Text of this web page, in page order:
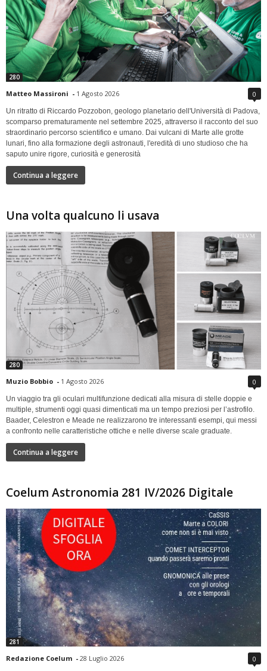
280
Matteo Massironi - 1 Agosto 2026 0
Un ritratto di Riccardo Pozzobon, geologo planetario dell'Università di Padova,
scomparso prematuramente nel settembre 2025, attraverso il racconto del suo
straordinario percorso scientifico e umano. Dai vulcani di Marte alle grotte
lunari, fino alla formazione degli astronauti, l'eredità di uno studioso che ha
saputo unire rigore, curiosità e generosità
Continua a leggere
Una volta qualcuno li usava
280
Muzio Bobbio - 1 Agosto 2026 0
Un viaggio tra gli oculari multifunzione dedicati alla misura di stelle doppie e
multiple, strumenti oggi quasi dimenticati ma un tempo preziosi per l’astrofilo.
Baader, Celestron e Meade ne realizzarono tre interessanti esempi, qui messi
a confronto nelle caratteristiche ottiche e nelle diverse scale graduate.
Continua a leggere
Coelum Astronomia 281 IV/2026 Digitale
281
Redazione Coelum - 28 Luglio 2026 0